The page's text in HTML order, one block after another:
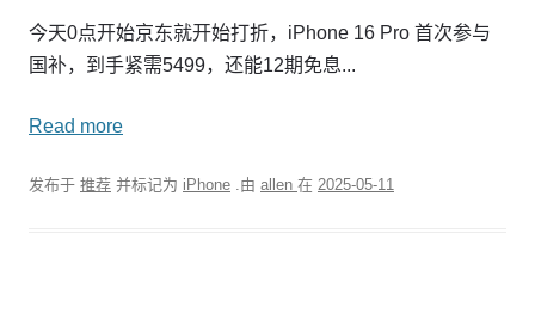
今天0点开始京东就开始打折，iPhone 16 Pro 首次参与
国补，到手紧需5499，还能12期免息...
Read more
发布于 推荐 并标记为 iPhone .由 allen 在 2025-05-11